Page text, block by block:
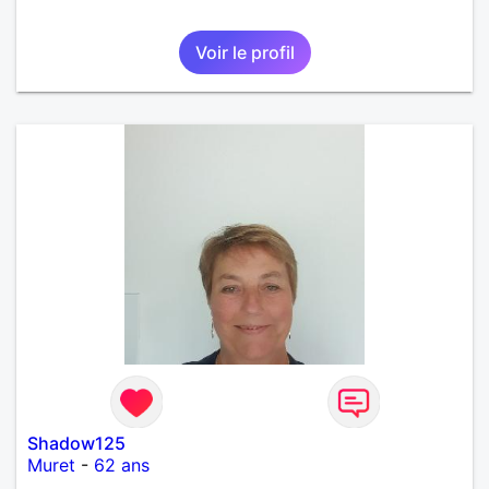
Voir le profil
Shadow125
Muret - 62 ans